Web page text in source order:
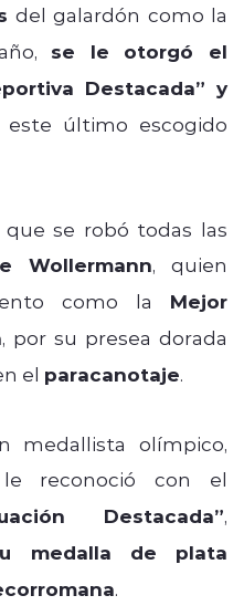
del galardón como la
se le otorgó el
Destacada” y
este último escogido
se robó todas las
Wollermann, quien
como la Mejor
, por su presea dorada
el paracanotaje.
medallista olímpico,
reconoció con el
Destacada”,
medalla de plata
.